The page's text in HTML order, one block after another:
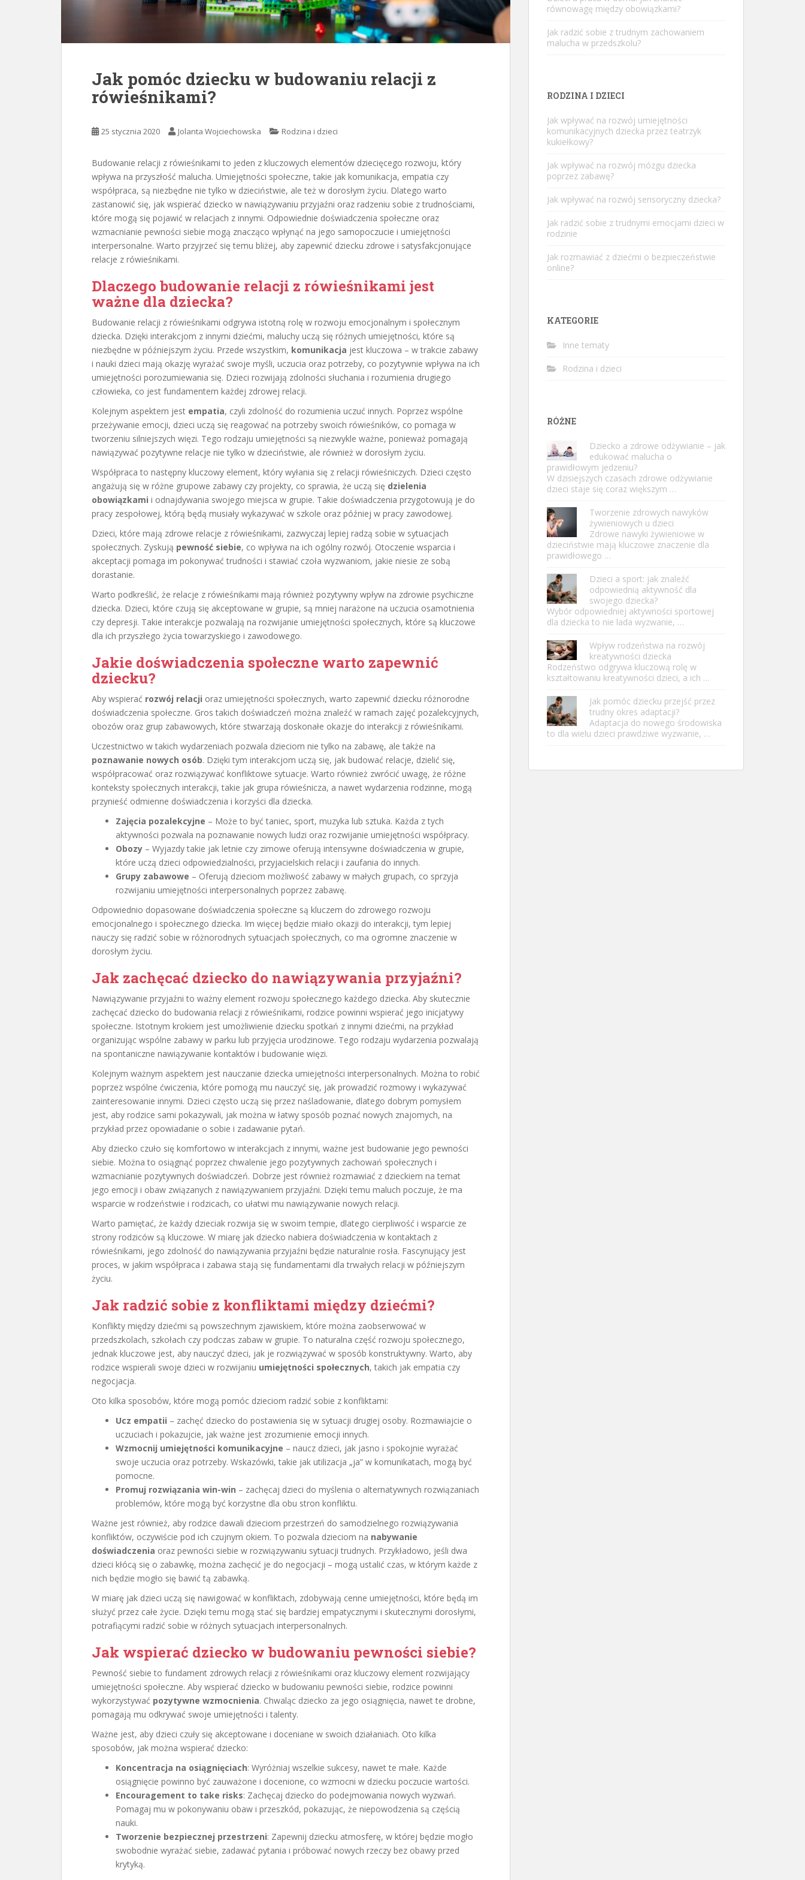
Jak pomóc dziecku w budowaniu relacji z
rówieśnikami?
25 stycznia 2020 Jolanta Wojciechowska Rodzina i dzieci
Budowanie relacji z rówieśnikami to jeden z kluczowych elementów dziecięcego rozwoju, który
wpływa na przyszłość malucha. Umiejętności społeczne, takie jak komunikacja, empatia czy
współpraca, są niezbędne nie tylko w dzieciństwie, ale też w dorosłym życiu. Dlatego warto
zastanowić się, jak wspierać dziecko w nawiązywaniu przyjaźni oraz radzeniu sobie z trudnościami,
które mogą się pojawić w relacjach z innymi. Odpowiednie doświadczenia społeczne oraz
wzmacnianie pewności siebie mogą znacząco wpłynąć na jego samopoczucie i umiejętności
interpersonalne. Warto przyjrzeć się temu bliżej, aby zapewnić dziecku zdrowe i satysfakcjonujące
relacje z rówieśnikami.
Dlaczego budowanie relacji z rówieśnikami jest
ważne dla dziecka?
Budowanie relacji z rówieśnikami odgrywa istotną rolę w rozwoju emocjonalnym i społecznym
dziecka. Dzięki interakcjom z innymi dziećmi, maluchy uczą się różnych umiejętności, które są
niezbędne w późniejszym życiu. Przede wszystkim, komunikacja jest kluczowa – w trakcie zabawy
i nauki dzieci mają okazję wyrażać swoje myśli, uczucia oraz potrzeby, co pozytywnie wpływa na ich
umiejętności porozumiewania się. Dzieci rozwijają zdolności słuchania i rozumienia drugiego
człowieka, co jest fundamentem każdej zdrowej relacji.
Kolejnym aspektem jest empatia, czyli zdolność do rozumienia uczuć innych. Poprzez wspólne
przeżywanie emocji, dzieci uczą się reagować na potrzeby swoich rówieśników, co pomaga w
tworzeniu silniejszych więzi. Tego rodzaju umiejętności są niezwykle ważne, ponieważ pomagają
nawiązywać pozytywne relacje nie tylko w dzieciństwie, ale również w dorosłym życiu.
Współpraca to następny kluczowy element, który wyłania się z relacji rówieśniczych. Dzieci często
angażują się w różne grupowe zabawy czy projekty, co sprawia, że uczą się dzielenia
obowiązkami i odnajdywania swojego miejsca w grupie. Takie doświadczenia przygotowują je do
pracy zespołowej, którą będą musiały wykazywać w szkole oraz później w pracy zawodowej.
Dzieci, które mają zdrowe relacje z rówieśnikami, zazwyczaj lepiej radzą sobie w sytuacjach
społecznych. Zyskują pewność siebie, co wpływa na ich ogólny rozwój. Otoczenie wsparcia i
akceptacji pomaga im pokonywać trudności i stawiać czoła wyzwaniom, jakie niesie ze sobą
dorastanie.
Warto podkreślić, że relacje z rówieśnikami mają również pozytywny wpływ na zdrowie psychiczne
dziecka. Dzieci, które czują się akceptowane w grupie, są mniej narażone na uczucia osamotnienia
czy depresji. Takie interakcje pozwalają na rozwijanie umiejętności społecznych, które są kluczowe
dla ich przyszłego życia towarzyskiego i zawodowego.
Jakie doświadczenia społeczne warto zapewnić
dziecku?
Aby wspierać rozwój relacji oraz umiejętności społecznych, warto zapewnić dziecku różnorodne
doświadczenia społeczne. Gros takich doświadczeń można znaleźć w ramach zajęć pozalekcyjnych,
obozów oraz grup zabawowych, które stwarzają doskonałe okazje do interakcji z rówieśnikami.
Uczestnictwo w takich wydarzeniach pozwala dzieciom nie tylko na zabawę, ale także na
poznawanie nowych osób. Dzięki tym interakcjom uczą się, jak budować relacje, dzielić się,
współpracować oraz rozwiązywać konfliktowe sytuacje. Warto również zwrócić uwagę, że różne
konteksty społecznych interakcji, takie jak grupa rówieśnicza, a nawet wydarzenia rodzinne, mogą
przynieść odmienne doświadczenia i korzyści dla dziecka.
Zajęcia pozalekcyjne – Może to być taniec, sport, muzyka lub sztuka. Każda z tych
aktywności pozwala na poznawanie nowych ludzi oraz rozwijanie umiejętności współpracy.
Obozy – Wyjazdy takie jak letnie czy zimowe oferują intensywne doświadczenia w grupie,
które uczą dzieci odpowiedzialności, przyjacielskich relacji i zaufania do innych.
Grupy zabawowe – Oferują dzieciom możliwość zabawy w małych grupach, co sprzyja
rozwijaniu umiejętności interpersonalnych poprzez zabawę.
Odpowiednio dopasowane doświadczenia społeczne są kluczem do zdrowego rozwoju
emocjonalnego i społecznego dziecka. Im więcej będzie miało okazji do interakcji, tym lepiej
nauczy się radzić sobie w różnorodnych sytuacjach społecznych, co ma ogromne znaczenie w
dorosłym życiu.
Jak zachęcać dziecko do nawiązywania przyjaźni?
Nawiązywanie przyjaźni to ważny element rozwoju społecznego każdego dziecka. Aby skutecznie
zachęcać dziecko do budowania relacji z rówieśnikami, rodzice powinni wspierać jego inicjatywy
społeczne. Istotnym krokiem jest umożliwienie dziecku spotkań z innymi dziećmi, na przykład
organizując wspólne zabawy w parku lub przyjęcia urodzinowe. Tego rodzaju wydarzenia pozwalają
na spontaniczne nawiązywanie kontaktów i budowanie więzi.
Kolejnym ważnym aspektem jest nauczanie dziecka umiejętności interpersonalnych. Można to robić
poprzez wspólne ćwiczenia, które pomogą mu nauczyć się, jak prowadzić rozmowy i wykazywać
zainteresowanie innymi. Dzieci często uczą się przez naśladowanie, dlatego dobrym pomysłem
jest, aby rodzice sami pokazywali, jak można w łatwy sposób poznać nowych znajomych, na
przykład przez opowiadanie o sobie i zadawanie pytań.
Aby dziecko czuło się komfortowo w interakcjach z innymi, ważne jest budowanie jego pewności
siebie. Można to osiągnąć poprzez chwalenie jego pozytywnych zachowań społecznych i
wzmacnianie pozytywnych doświadczeń. Dobrze jest również rozmawiać z dzieckiem na temat
jego emocji i obaw związanych z nawiązywaniem przyjaźni. Dzięki temu maluch poczuje, że ma
wsparcie w rodzeństwie i rodzicach, co ułatwi mu nawiązywanie nowych relacji.
Warto pamiętać, że każdy dzieciak rozwija się w swoim tempie, dlatego cierpliwość i wsparcie ze
strony rodziców są kluczowe. W miarę jak dziecko nabiera doświadczenia w kontaktach z
rówieśnikami, jego zdolność do nawiązywania przyjaźni będzie naturalnie rosła. Fascynujący jest
proces, w jakim współpraca i zabawa stają się fundamentami dla trwałych relacji w późniejszym
życiu.
Jak radzić sobie z konfliktami między dziećmi?
Konflikty między dziećmi są powszechnym zjawiskiem, które można zaobserwować w
przedszkolach, szkołach czy podczas zabaw w grupie. To naturalna część rozwoju społecznego,
jednak kluczowe jest, aby nauczyć dzieci, jak je rozwiązywać w sposób konstruktywny. Warto, aby
rodzice wspierali swoje dzieci w rozwijaniu umiejętności społecznych, takich jak empatia czy
negocjacja.
Oto kilka sposobów, które mogą pomóc dzieciom radzić sobie z konfliktami:
Ucz empatii – zachęć dziecko do postawienia się w sytuacji drugiej osoby. Rozmawiajcie o
uczuciach i pokazujcie, jak ważne jest zrozumienie emocji innych.
Wzmocnij umiejętności komunikacyjne – naucz dzieci, jak jasno i spokojnie wyrażać
swoje uczucia oraz potrzeby. Wskazówki, takie jak utilizacja „ja” w komunikatach, mogą być
pomocne.
Promuj rozwiązania win-win – zachęcaj dzieci do myślenia o alternatywnych rozwiązaniach
problemów, które mogą być korzystne dla obu stron konfliktu.
Ważne jest również, aby rodzice dawali dzieciom przestrzeń do samodzielnego rozwiązywania
konfliktów, oczywiście pod ich czujnym okiem. To pozwala dzieciom na nabywanie
doświadczenia oraz pewności siebie w rozwiązywaniu sytuacji trudnych. Przykładowo, jeśli dwa
dzieci kłócą się o zabawkę, można zachęcić je do negocjacji – mogą ustalić czas, w którym każde z
nich będzie mogło się bawić tą zabawką.
W miarę jak dzieci uczą się nawigować w konfliktach, zdobywają cenne umiejętności, które będą im
służyć przez całe życie. Dzięki temu mogą stać się bardziej empatycznymi i skutecznymi dorosłymi,
potrafiącymi radzić sobie w różnych sytuacjach interpersonalnych.
Jak wspierać dziecko w budowaniu pewności siebie?
Pewność siebie to fundament zdrowych relacji z rówieśnikami oraz kluczowy element rozwijający
umiejętności społeczne. Aby wspierać dziecko w budowaniu pewności siebie, rodzice powinni
wykorzystywać pozytywne wzmocnienia. Chwaląc dziecko za jego osiągnięcia, nawet te drobne,
pomagają mu odkrywać swoje umiejętności i talenty.
Ważne jest, aby dzieci czuły się akceptowane i doceniane w swoich działaniach. Oto kilka
sposobów, jak można wspierać dziecko:
Koncentracja na osiągnięciach: Wyróżniaj wszelkie sukcesy, nawet te małe. Każde
osiągnięcie powinno być zauważone i docenione, co wzmocni w dziecku poczucie wartości.
Encouragement to take risks: Zachęcaj dziecko do podejmowania nowych wyzwań.
Pomagaj mu w pokonywaniu obaw i przeszkód, pokazując, że niepowodzenia są częścią
nauki.
Tworzenie bezpiecznej przestrzeni: Zapewnij dziecku atmosferę, w której będzie mogło
swobodnie wyrażać siebie, zadawać pytania i próbować nowych rzeczy bez obawy przed
krytyką.
równowagę między obowiązkami?
Jak radzić sobie z trudnym zachowaniem
malucha w przedszkolu?
RODZINA I DZIECI
Jak wpływać na rozwój umiejętności
komunikacyjnych dziecka przez teatrzyk
kukiełkowy?
Jak wpływać na rozwój mózgu dziecka
poprzez zabawę?
Jak wpływać na rozwój sensoryczny dziecka?
Jak radzić sobie z trudnymi emocjami dzieci w
rodzinie
Jak rozmawiać z dziećmi o bezpieczeństwie
online?
KATEGORIE
Inne tematy
Rodzina i dzieci
RÓŻNE
Dziecko a zdrowe odżywianie – jak
edukować malucha o
prawidłowym jedzeniu?
W dzisiejszych czasach zdrowe odżywianie
dzieci staje się coraz większym …
Tworzenie zdrowych nawyków
żywieniowych u dzieci
Zdrowe nawyki żywieniowe w
dzieciństwie mają kluczowe znaczenie dla
prawidłowego …
Dzieci a sport: jak znaleźć
odpowiednią aktywność dla
swojego dziecka?
Wybór odpowiedniej aktywności sportowej
dla dziecka to nie lada wyzwanie, …
Wpływ rodzeństwa na rozwój
kreatywności dziecka
Rodzeństwo odgrywa kluczową rolę w
kształtowaniu kreatywności dzieci, a ich …
Jak pomóc dziecku przejść przez
trudny okres adaptacji?
Adaptacja do nowego środowiska
to dla wielu dzieci prawdziwe wyzwanie, …